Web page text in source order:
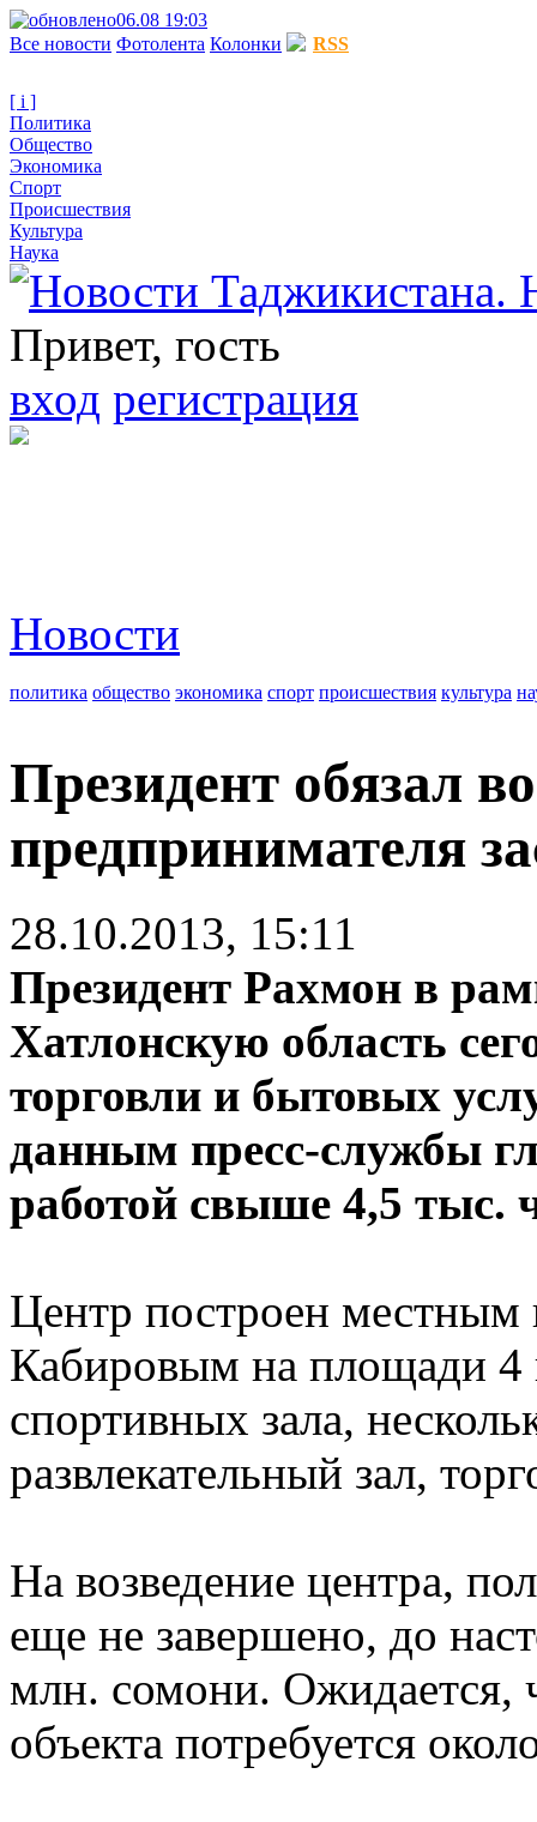
06.08 19:03
Все новости Фотолента Колонки RSS
[ i ]
Политика
Общество
Экономика
Спорт
Происшествия
Культура
Наука
Привет, гость
вход регистрация
Новости
политика общество экономика спорт происшествия культура
Президент обязал
предпринимателя
28.10.2013, 15:11
Президент Рахмон в
Хатлонскую область
торговли и бытовых
данным пресс-службы
работой свыше 4,5 тыс.
Центр построен
Кабировым на площади 4
спортивных зала,
развлекательный зал,
На возведение центра,
еще не завершено, до
млн. сомони. Ожидается,
объекта потребуется